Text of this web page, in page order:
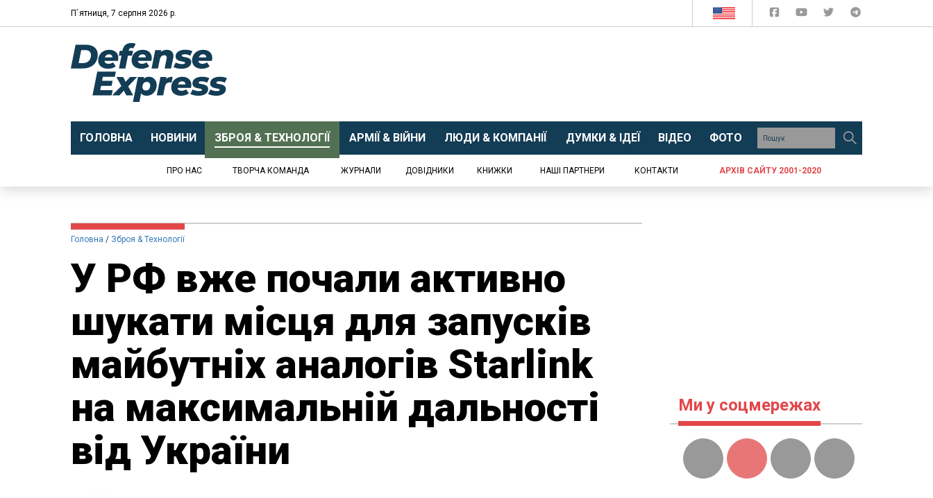
П`ятниця, 7 серпня 2026 р.
ГОЛОВНА НОВИНИ ЗБРОЯ & ТЕХНОЛОГІЇ АРМІЇ & ВІЙНИ ЛЮДИ & КОМПАНІЇ ДУМКИ & ІДЕЇ ВІДЕО ФОТО
ПРО НАС ТВОРЧА КОМАНДА ЖУРНАЛИ ДОВІДНИКИ КНИЖКИ НАШІ ПАРТНЕРИ КОНТАКТИ АРХІВ САЙТУ 2001-2020
Головна Зброя & Технології
У РФ вже почали активно
шукати місця для запусків
майбутніх аналогів Starlink
на максимальній дальності
від України
Ми у соцмережах